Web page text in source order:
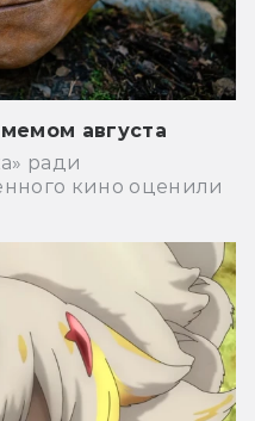
августа
ради
кино оценили